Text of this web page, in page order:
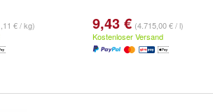
€ / kg)
9,43 € (4.715,00 € / l)
Kostenloser Versand